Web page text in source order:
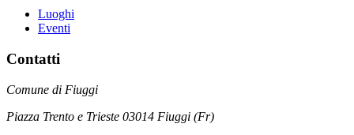
Luoghi
Eventi
Contatti
Comune di Fiuggi
Piazza Trento e Trieste 03014 Fiuggi (Fr)